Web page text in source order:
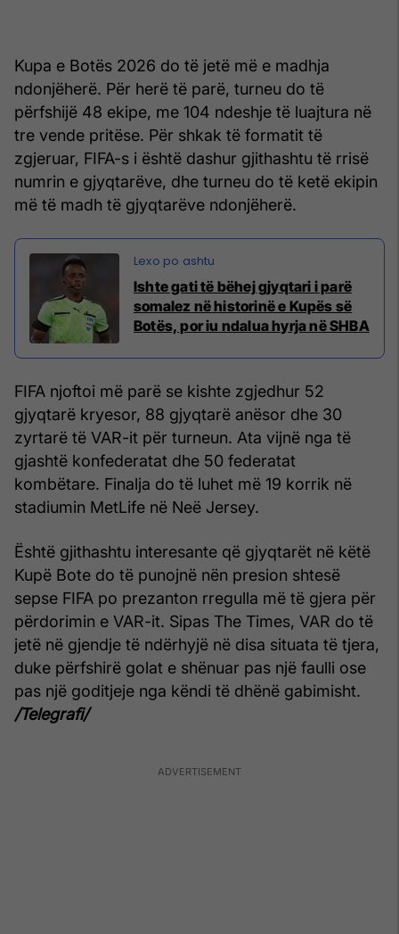
Kupa e Botës 2026 do të jetë më e madhja
ndonjëherë. Për herë të parë, turneu do të
përfshijë 48 ekipe, me 104 ndeshje të luajtura në
tre vende pritëse. Për shkak të formatit të
zgjeruar, FIFA-s i është dashur gjithashtu të rrisë
numrin e gjyqtarëve, dhe turneu do të ketë ekipin
më të madh të gjyqtarëve ndonjëherë.
Ishte gati të bëhej gjyqtari i parë
somalez në historinë e Kupës së
Botës, por iu ndalua hyrja në SHBA
FIFA njoftoi më parë se kishte zgjedhur 52
gjyqtarë kryesor, 88 gjyqtarë anësor dhe 30
zyrtarë të VAR-it për turneun. Ata vijnë nga të
gjashtë konfederatat dhe 50 federatat
kombëtare. Finalja do të luhet më 19 korrik në
stadiumin MetLife në Neë Jersey.
Është gjithashtu interesante që gjyqtarët në këtë
Kupë Bote do të punojnë nën presion shtesë
sepse FIFA po prezanton rregulla më të gjera për
përdorimin e VAR-it. Sipas The Times, VAR do të
jetë në gjendje të ndërhyjë në disa situata të tjera,
duke përfshirë golat e shënuar pas një faulli ose
pas një goditjeje nga këndi të dhënë gabimisht.
/Telegrafi/